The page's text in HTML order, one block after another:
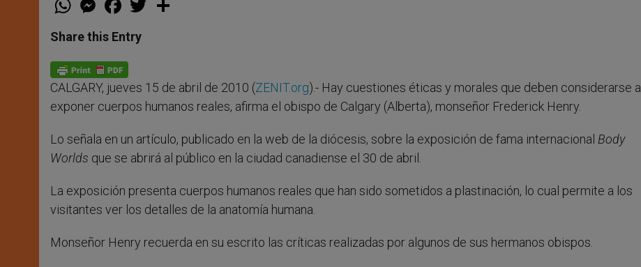
t
s
p
p
e
s
e
g
e
r
a
e
b
o
k
w
Share this Entry
CALGARY, jueves 15 de abril de 2010 (ZENIT.org).- Hay cuestiones éticas y morales que deben considerarse al
exponer cuerpos humanos reales, afirma el obispo de Calgary (Alberta), monseñor Frederick Henry.
Lo señala en un artículo, publicado en la web de la diócesis, sobre la exposición de fama internacional Body
Worlds que se abrirá al público en la ciudad canadiense el 30 de abril.
La exposición presenta cuerpos humanos reales que han sido sometidos a plastinación, lo cual permite a los
visitantes ver los detalles de la anatomía humana.
Monseñor Henry recuerda en su escrito las críticas realizadas por algunos de sus hermanos obispos.